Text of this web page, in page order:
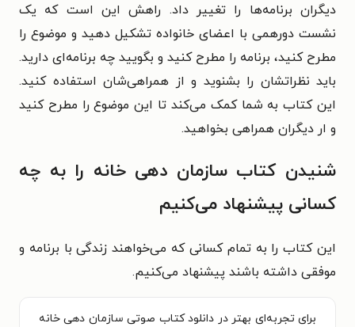
دیگران برنامه‌ها را تغییر داد. راهش این است که یک
نشست دورهمی با اعضای خانواده تشکیل دهید و موضوع را
مطرح کنید، برنامه را مطرح کنید و بگویید چه برنامه‌ای دارید.
باید نظراتشان را بشنوید و از همراهی‌شان استفاده کنید.
این کتاب به شما کمک می‌کند تا این موضوع را مطرح کنید
و ار دیگران همراهی بخواهید.
شنیدن کتاب سازمان دهی خانه را به چه
کسانی پیشنهاد می‌کنیم
این کتاب را به تمام کسانی که می‌خواهند زندگی با برنامه و
موفقی داشته باشند پیشنهاد می‌کنیم.
برای تجربه‌ای بهتر در دانلود کتاب صوتی سازمان دهی خانه